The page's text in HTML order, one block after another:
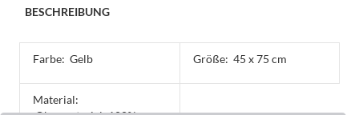
gut
BESCHREIBUNG
Farbe: Gelb Größe: 45 x 75 cm
Material: